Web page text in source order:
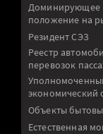
Доминирующее
положение на
Резидент СЭЗ
Реестр
перевозок
экономический
Объекты
Естественная